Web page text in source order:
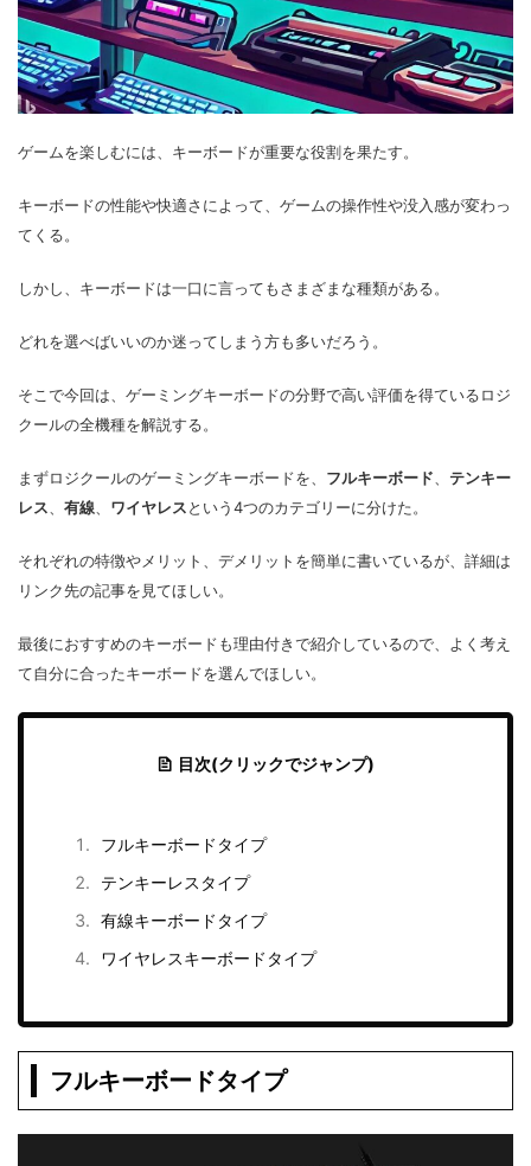
ゲームを楽しむには、キーボードが重要な役割を果たす。
キーボードの性能や快適さによって、ゲームの操作性や没入感が変わっ
てくる。
しかし、キーボードは一口に言ってもさまざまな種類がある。
どれを選べばいいのか迷ってしまう方も多いだろう。
そこで今回は、ゲーミングキーボードの分野で高い評価を得ているロジ
クールの全機種を解説する。
まずロジクールのゲーミングキーボードを、 フルキーボード
テンキー
レス
有線 ワイヤレスという4つのカテゴリーに分けた。
それぞれの特徴やメリット、デメリットを簡単に書いているが、詳細は
リンク先の記事を見てほしい。
最後におすすめのキーボードも理由付きで紹介しているので、よく考え
て自分に合ったキーボードを選んでほしい。
目次(クリックでジャンプ)
フルキーボードタイプ
テンキーレスタイプ
有線キーボードタイプ
ワイヤレスキーボードタイプ
フルキーボードタイプ